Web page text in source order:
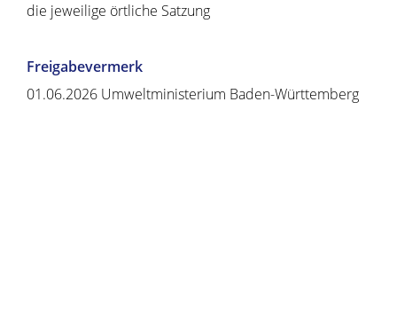
die jeweilige örtliche Satzung
Freigabevermerk
01.06.2026 Umweltministerium Baden-Württemberg